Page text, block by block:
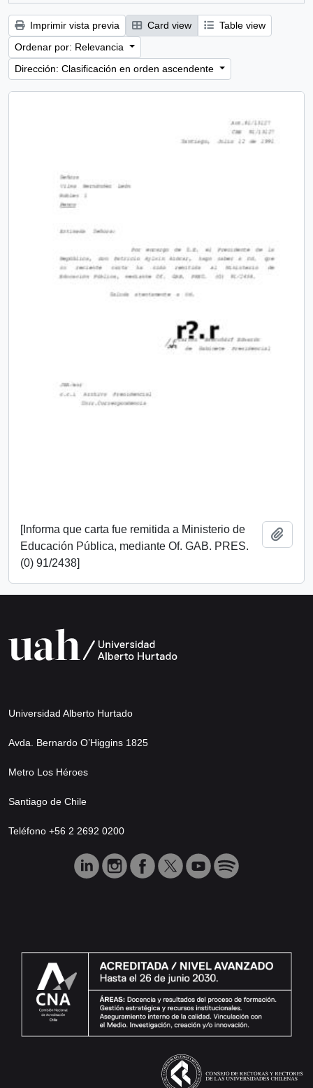
Imprimir vista previa Card view
Table view
Ordenar por: Relevancia
Dirección: Clasificación en orden ascendente
[Informa que carta fue remitida a Ministerio de
Educación Pública, mediante Of. GAB. PRES.
(0) 91/2438]
Universidad Alberto Hurtado
Avda. Bernardo O’Higgins 1825
Metro Los Héroes
Santiago de Chile
Teléfono +56 2 2692 0200